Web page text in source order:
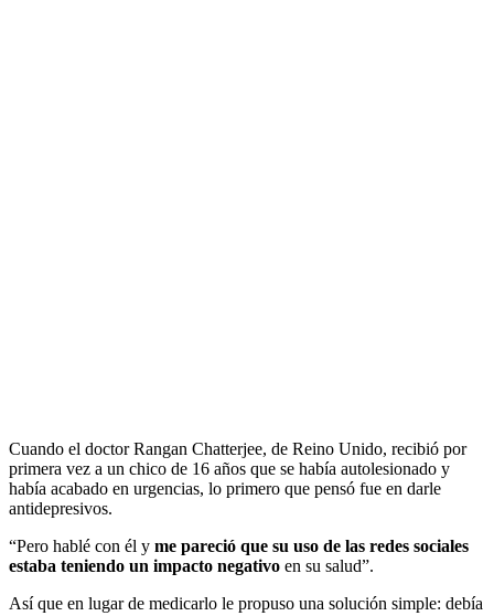
Cuando el doctor Rangan Chatterjee, de Reino Unido, recibió por
primera vez a un chico de 16 años que se había autolesionado y
había acabado en urgencias, lo primero que pensó fue en darle
antidepresivos.
“Pero hablé con él y me pareció que su uso de las redes sociales
estaba teniendo un impacto negativo en su salud”.
Así que en lugar de medicarlo le propuso una solución simple: debía